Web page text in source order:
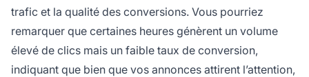
trafic et la qualité des conversions. Vous pourriez
remarquer que certaines heures génèrent un volume
élevé de clics mais un faible taux de conversion,
indiquant que bien que vos annonces attirent l’attention,